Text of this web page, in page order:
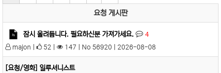
요청 게시판
잠시 올려둡니다. 필요하신분 가져가세요.
4
majon |
52 | 147 | No 56920 | 2026-08-08
[요청/영화] 일루셔니스트